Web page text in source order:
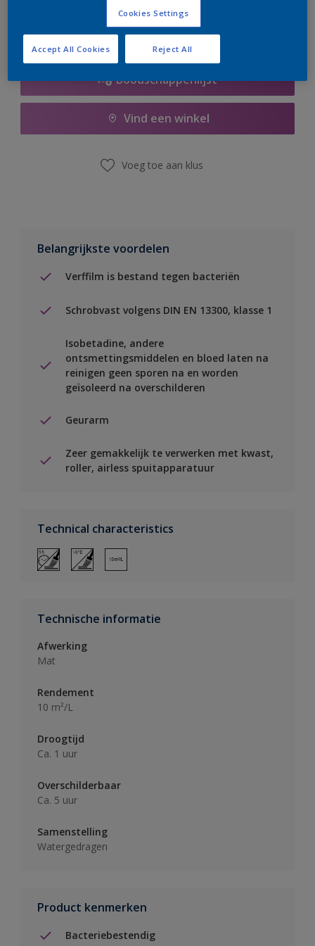
Boodschappenlijst
Vind een winkel
Voeg toe aan klus
Belangrijkste voordelen
Verffilm is bestand tegen bacteriën
Schrobvast volgens DIN EN 13300, klasse 1
Isobetadine, andere
ontsmettingsmiddelen en bloed laten na
reinigen geen sporen na en worden
geïsoleerd na overschilderen
Geurarm
Zeer gemakkelijk te verwerken met kwast,
roller, airless spuitapparatuur
Technical characteristics
Technische informatie
Afwerking
Mat
Rendement
10 m²/L
Droogtijd
Ca. 1 uur
Overschilderbaar
Ca. 5 uur
Samenstelling
Watergedragen
Product kenmerken
Bacteriebestendig
Cookies Settings
Reject All
Accept All Cookies